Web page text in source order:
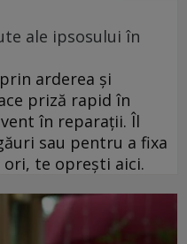
ale ipsosului în
arderea și
priză rapid în
în reparații. Îl
sau pentru a fixa
ori, te oprești aici.